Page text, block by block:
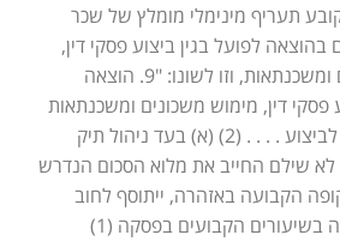
2000 קובע תעריף מינימלי מומלץ של שכר
לפועל בגין ביצוע פסקי דין,
מימוש משכונים ומשכנתאות, וזו לשונו: "9. הוצאה
פסקי דין, מימוש משכונים ומשכנתאות
(1) בעד הגשה לביצוע . . . . (2) (א) בעד ניהול תיק
שילם החייב את מלוא הסכום הנדרש
הקבועה באזהרה, ייתוסף לחוב
בתיק שכר טרחה בשיעורים הקבועים בפסקה (1)